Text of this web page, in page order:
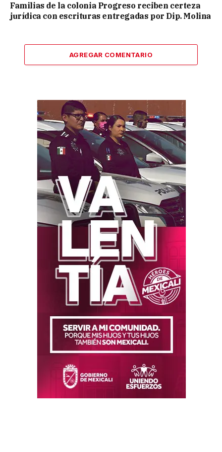
Familias de la colonia Progreso reciben certeza
jurídica con escrituras entregadas por Dip. Molina
AGREGAR COMENTARIO